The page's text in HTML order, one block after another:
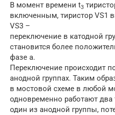
В момент времени t3
включенным, тиристор VS1
VS3 –
переключение в катодной
становится более
фазе а.
Переключение происходит
анодной группах. Таким
в мостовой схеме в любой
одновременно работают два
один из анодной группы,